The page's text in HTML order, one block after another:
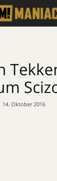
14. Oktober 2016